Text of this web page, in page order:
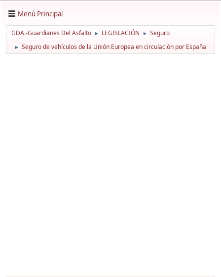
Menú Principal
GDA.-Guardianes Del Asfalto ► LEGISLACIÓN ► Seguro
► Seguro de vehículos de la Unión Europea en circulación por España